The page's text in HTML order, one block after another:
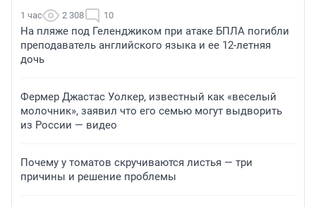
1 час 2 308 10
На пляже под Геленджиком при атаке БПЛА погибли
преподаватель английского языка и ее 12-летняя
дочь
Фермер Джастас Уолкер, известный как «веселый
молочник», заявил что его семью могут выдворить
из России — видео
Почему у томатов скручиваются листья — три
причины и решение проблемы